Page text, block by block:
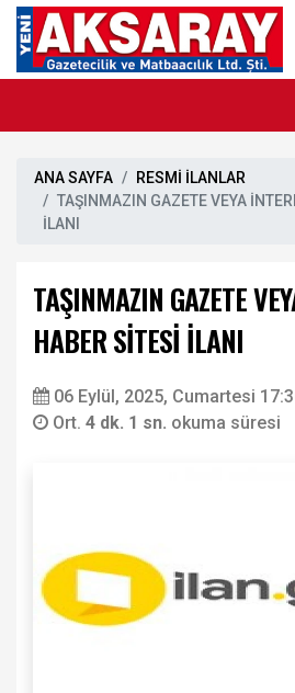
ANA SAYFA
RESMİ İLANLAR
TAŞINMAZIN GAZETE VEYA
İLANI
TAŞINMAZIN GAZETE
HABER SİTESİ İLANI
06 Eylül, 2025, Cumartesi
Ort. 4 dk. 1 sn. okuma süresi